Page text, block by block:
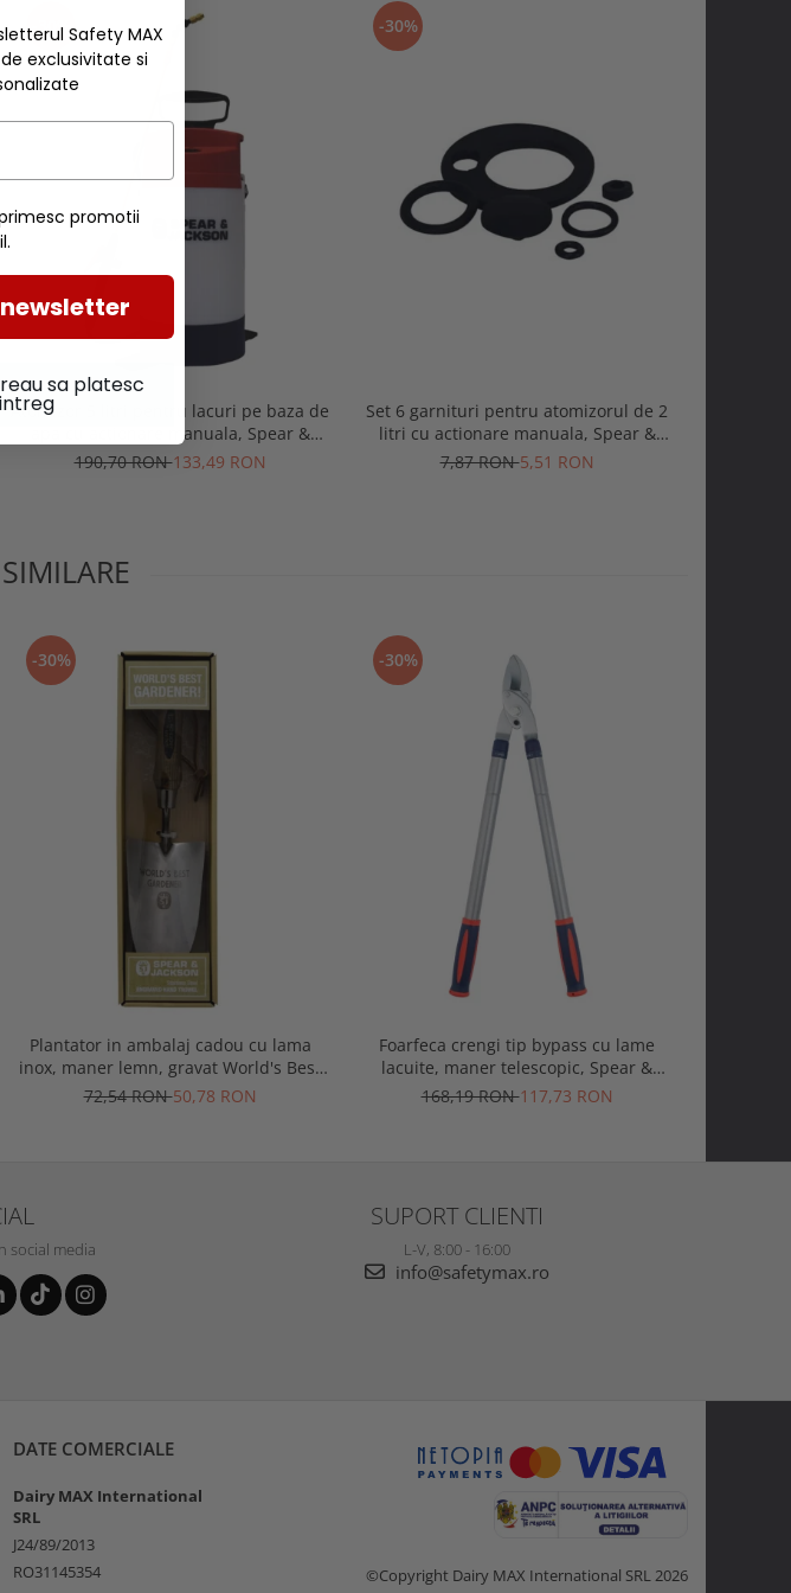
-30%
Atomizor 5 litri pentru lacuri pe baza de
apa cu actionare manuala, Spear &
Jackson
190,70 RON133,49 RON
-30%
Set 6 garnituri pentru atomizorul de 2
litri cu actionare manuala, Spear &
Jackson
7,87 RON5,51 RON
-30%
Plantator in ambalaj cadou cu lama
inox, maner lemn, gravat World's Best
Gardener, Spear & Jackson
72,54 RON50,78 RON
-30%
Foarfeca crengi tip bypass cu lame
lacuite, maner telescopic, Spear &
Jackson Razorsharp Steel
168,19 RON117,73 RON
social media
SUPORT CLIENTI
L-V, 8:00 - 16:00
info@safetymax.ro
DATE COMERCIALE
Dairy MAX International
SRL
J24/89/2013
RO31145354
©Copyright Dairy MAX International SRL 2026
Safety MAX
exclusivitate si
promotii
sa platesc